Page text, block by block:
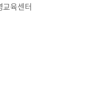
교육센터